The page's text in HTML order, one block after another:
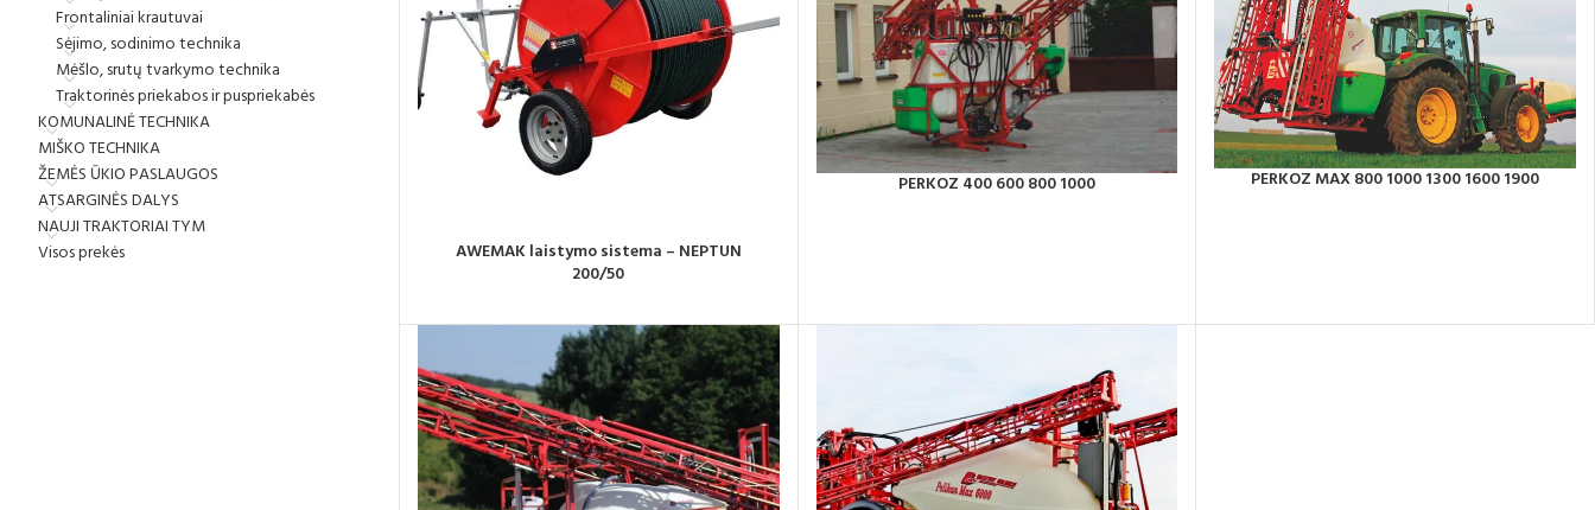
Frontaliniai krautuvai
Sėjimo, sodinimo technika
Mėšlo, srutų tvarkymo technika
Traktorinės priekabos ir puspriekabės
KOMUNALINĖ TECHNIKA
MIŠKO TECHNIKA
ŽEMĖS ŪKIO PASLAUGOS
ATSARGINĖS DALYS
NAUJI TRAKTORIAI TYM
Visos prekės
AWEMAK laistymo sistema – NEPTUN
200/50
PERKOZ 400 600 800 1000 PERKOZ MAX 800 1000 1300 1600 1900